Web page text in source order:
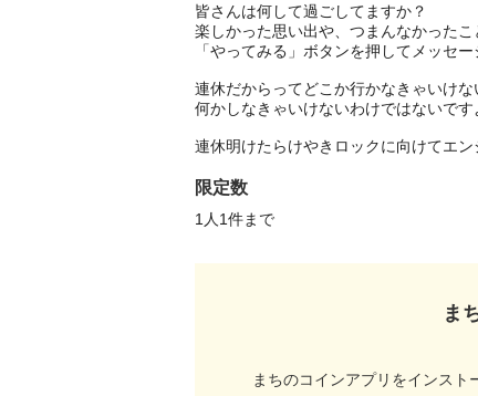
皆さんは何して過ごしてますか？
楽しかった思い出や、つまんなかったこ
「やってみる」ボタンを押してメッセ
連休だからってどこか行かなきゃいけな
何かしなきゃいけないわけではないです
連休明けたらけやきロックに向けてエン
限定数
1人1件まで
ま
まちのコインアプリをインスト